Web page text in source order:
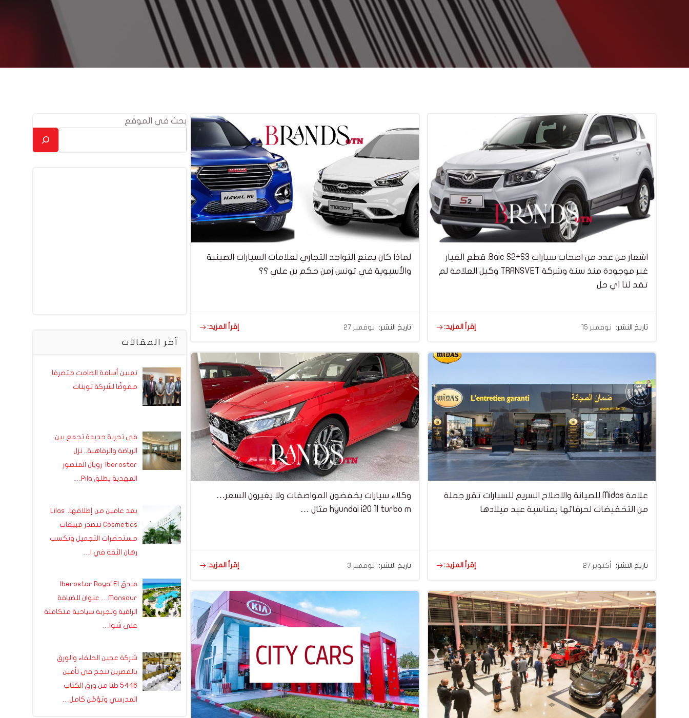
لماذا كان يمنع التواجد التجاري لعلامات السيارات الصينية
والأسيوية في تونس زمن حكم بن علي ؟؟
تاريخ النشر: نوفمبر 27 إقرأ المزيد:
اشعار من عدد من اصحاب سيارات Baic S2+S3: قطع الغيار
غير موجودة منذ سنة وشركة TRANSVET وكيل العلامة لم
تقد لنا اي حل
تاريخ النشر: نوفمبر 15 إقرأ المزيد:
وكلاء سيارات يخفضون المواصفات ولا يغيرون السعر…
hyundai i20 1l turbo m مثال …
تاريخ النشر: نوفمبر 3 إقرأ المزيد:
علامة Midas للصيانة والاصلاح السريع للسيارات تقرر جملة
من التخفيضات لحرفائها بمناسبة عيد ميلادها
تاريخ النشر: أكتوبر 27 إقرأ المزيد:
بحث في الموقع
آخر المقالات
تعيين أسامة الصامت متصرفا
مفوضًا لشركة توبنات
في تجربة جديدة تجمع بين
الرياضة والرفاهية.. نزل
Iberostar رويال المنصور
المهدية يطلق Pila…
بعد عامين من إطلاقها.. Lilas
Cosmetics تتصدر مبيعات
مستحضرات التجميل وتكسب
رهان الثقة في ا…
فندق Iberostar Royal El
Mansour… عنوان للضيافة
الراقية وتجربة سياحية متكاملة
على شوا…
شركة عجين الحلفاء والورق
بالقصرين تنجح في تأمين
5446 طنا من ورق الكتاب
المدرسي وتؤمّن كامل…